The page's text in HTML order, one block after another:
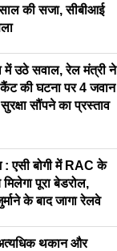
की सजा, सीबीआई
में उठे सवाल, रेल मंत्री ने
कैंट की घटना पर 4 जवान
सौंपने का प्रस्ताव
: एसी बोगी में RAC के
पूरा बेडरोल,
के बाद जागा रेलवे
अत्यधिक थकान और